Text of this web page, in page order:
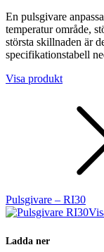
En pulsgivare
temperatur område,
största skillnaden är
specifikationstabell
Visa produkt
Pulsgivare – RI30
Ladda ner